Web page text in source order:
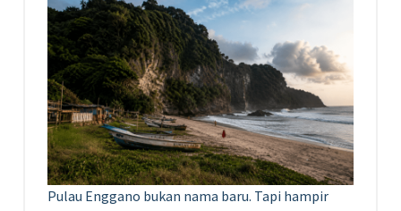
Pulau Enggano bukan nama baru. Tapi hampir